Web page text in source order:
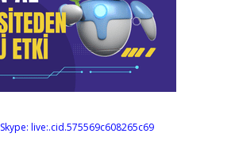
Skype: live:.cid.575569c608265c69